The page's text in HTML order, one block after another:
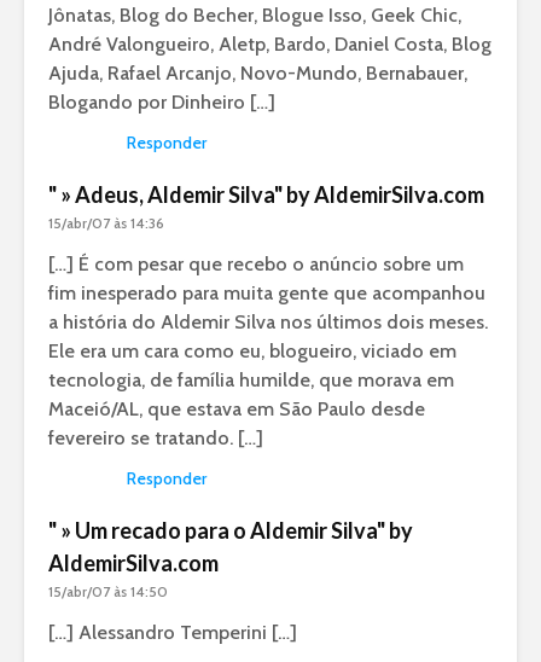
Jônatas, Blog do Becher, Blogue Isso, Geek Chic,
André Valongueiro, Aletp, Bardo, Daniel Costa, Blog
Ajuda, Rafael Arcanjo, Novo-Mundo, Bernabauer,
Blogando por Dinheiro […]
Responder
" » Adeus, Aldemir Silva" by AldemirSilva.com
15/abr/07 às 14:36
[…] É com pesar que recebo o anúncio sobre um
fim inesperado para muita gente que acompanhou
a história do Aldemir Silva nos últimos dois meses.
Ele era um cara como eu, blogueiro, viciado em
tecnologia, de família humilde, que morava em
Maceió/AL, que estava em São Paulo desde
fevereiro se tratando. […]
Responder
" » Um recado para o Aldemir Silva" by
AldemirSilva.com
15/abr/07 às 14:50
[…] Alessandro Temperini […]